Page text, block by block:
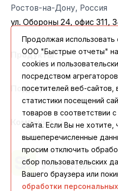
Ростов-на-Дону, Россия
ул. Обороны 24, офис 311,
Продукты
Поддержка
Компания
Продолжая использовать
ООО "Быстрые отчеты" на
cookies и
посредством
посетителей веб-сайтов,
статистики посещений
товаров в соответствии
сайта. Если Вы не хотите,
вышеперечисленные
просим отключить
сбор пользовательских
Вашего браузера или
обработки